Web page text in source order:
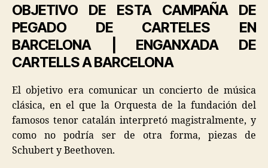
OBJETIVO DE ESTA CAMPAÑA DE
PEGADO DE CARTELES EN
BARCELONA | ENGANXADA DE
CARTELLS A BARCELONA
El objetivo era comunicar un concierto de música
clásica, en el que la Orquesta de la fundación del
famosos tenor catalán interpretó magistralmente, y
como no podría ser de otra forma, piezas de
Schubert y Beethoven.